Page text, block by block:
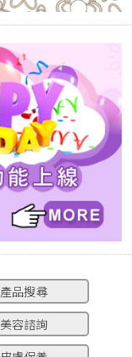
產品搜尋
美容諮詢